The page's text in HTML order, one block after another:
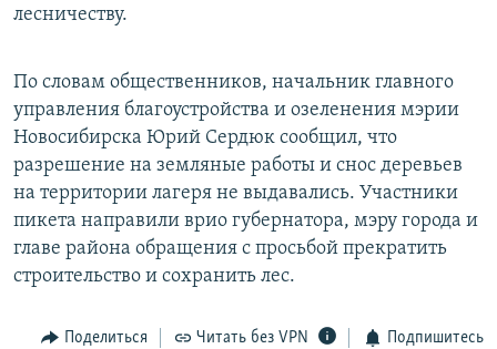
лесничеству.
По словам общественников, начальник главного
управления благоустройства и озеленения мэрии
Новосибирска Юрий Сердюк сообщил, что
разрешение на земляные работы и снос деревьев
на территории лагеря не выдавались. Участники
пикета направили врио губернатора, мэру города и
главе района обращения с просьбой прекратить
строительство и сохранить лес.
Поделиться Читать без VPN Подпишитесь